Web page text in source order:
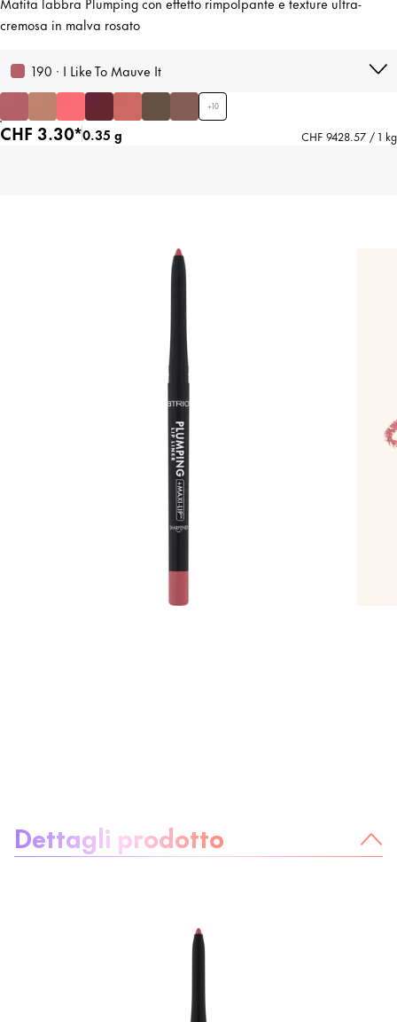
cremosa in malva rosato
190 · I Like To Mauve It
+10
CHF 3.30*0.35 g CHF 9428.57 / 1 kg
Dettagli prodotto